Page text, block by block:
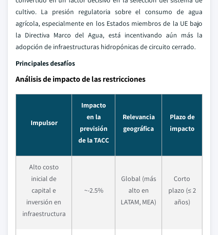
cultivo. La presión regulatoria sobre el consumo de agua
agrícola, especialmente en los Estados miembros de la UE bajo
la Directiva Marco del Agua, está incentivando aún más la
adopción de infraestructuras hidropónicas de circuito cerrado.
Principales desafíos
Análisis de impacto de las restricciones
Impulsor
Impacto
en la
previsión
de la TACC
Relevancia
geográfica
Plazo de
impacto
Alto costo
inicial de
capital e
inversión en
infraestructura
~-2.5%
Global (más
alto en
LATAM, MEA)
Corto
plazo (≤ 2
años)